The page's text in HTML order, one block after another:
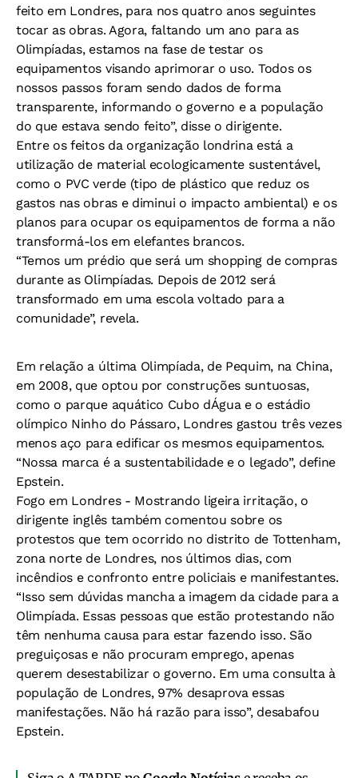
feito em Londres, para nos quatro anos seguintes
tocar as obras. Agora, faltando um ano para as
Olimpíadas, estamos na fase de testar os
equipamentos visando aprimorar o uso. Todos os
nossos passos foram sendo dados de forma
transparente, informando o governo e a população
do que estava sendo feito”, disse o dirigente.
Entre os feitos da organização londrina está a
utilização de material ecologicamente sustentável,
como o PVC verde (tipo de plástico que reduz os
gastos nas obras e diminui o impacto ambiental) e os
planos para ocupar os equipamentos de forma a não
transformá-los em elefantes brancos.
“Temos um prédio que será um shopping de compras
durante as Olimpíadas. Depois de 2012 será
transformado em uma escola voltado para a
comunidade”, revela.
Em relação a última Olimpíada, de Pequim, na China,
em 2008, que optou por construções suntuosas,
como o parque aquático Cubo dÁgua e o estádio
olímpico Ninho do Pássaro, Londres gastou três vezes
menos aço para edificar os mesmos equipamentos.
“Nossa marca é a sustentabilidade e o legado”, define
Epstein.
Fogo em Londres - Mostrando ligeira irritação, o
dirigente inglês também comentou sobre os
protestos que tem ocorrido no distrito de Tottenham,
zona norte de Londres, nos últimos dias, com
incêndios e confronto entre policiais e manifestantes.
“Isso sem dúvidas mancha a imagem da cidade para a
Olimpíada. Essas pessoas que estão protestando não
têm nenhuma causa para estar fazendo isso. São
preguiçosas e não procuram emprego, apenas
querem desestabilizar o governo. Em uma consulta à
população de Londres, 97% desaprova essas
manifestações. Não há razão para isso”, desabafou
Epstein.